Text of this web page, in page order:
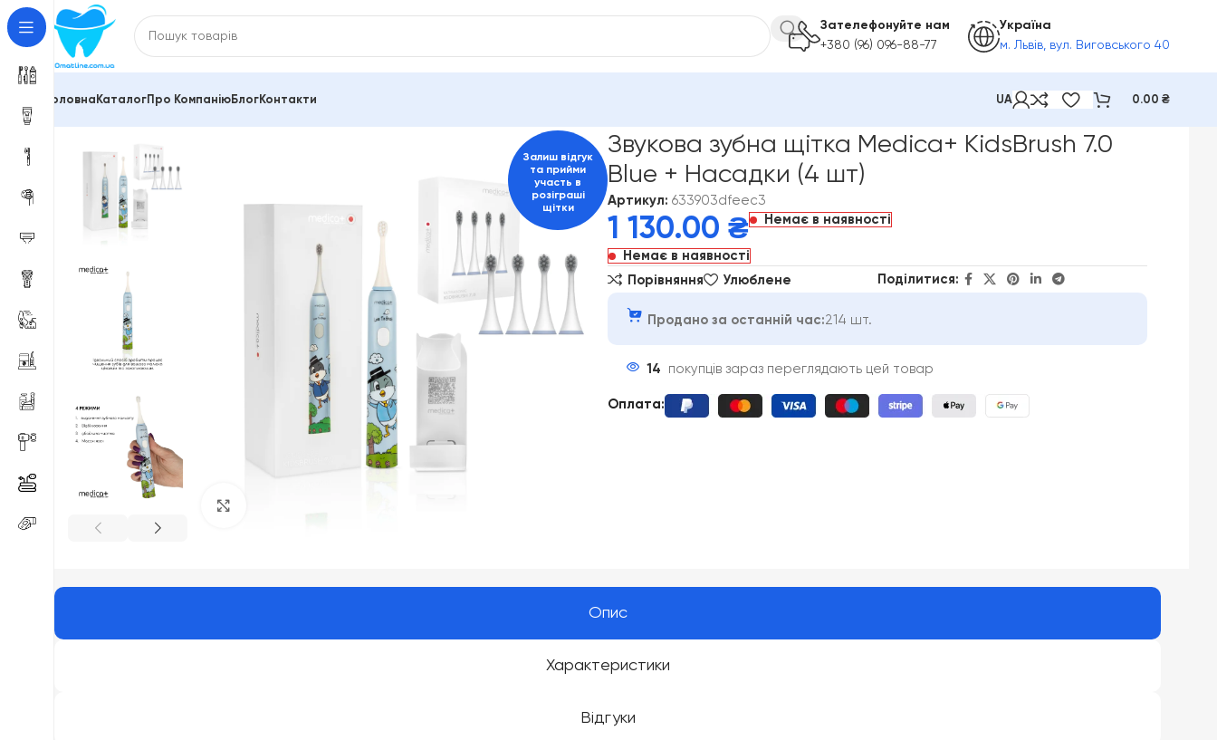
Зателефонуйте нам
+380 (96) 096-88-77
Україна
м. Львів, вул. Виговського 40
Головна КаталогПро КомпаніюБлогКонтакти UA 0.00 ₴
Залиш відгук
та прийми
участь в
розіграші
щітки
Звукова зубна щітка Medica+ KidsBrush 7.0
Blue + Насадки (4 шт)
Артикул: 633903dfeec3
1 130.00 ₴ Немає в наявності
Немає в наявності
Порівняння
Улюблене Поділитися:
Продано за останній час:214 шт.
14 покупців зараз переглядають цей товар
Оплата:
Опис
Характеристики
Відгуки